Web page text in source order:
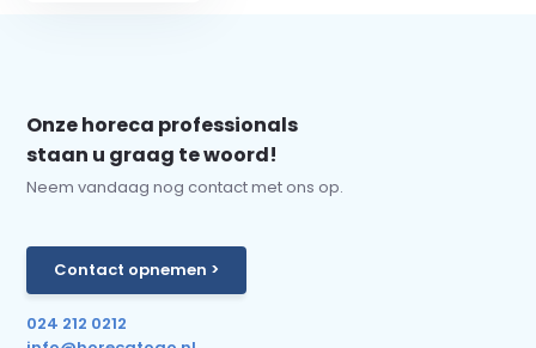
Onze horeca professionals
staan u graag te woord!
Neem vandaag nog contact met ons op.
Contact opnemen >
024 212 0212